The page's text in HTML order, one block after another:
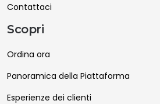
Contattaci
Scopri
Ordina ora
Panoramica della Piattaforma
Esperienze dei clienti